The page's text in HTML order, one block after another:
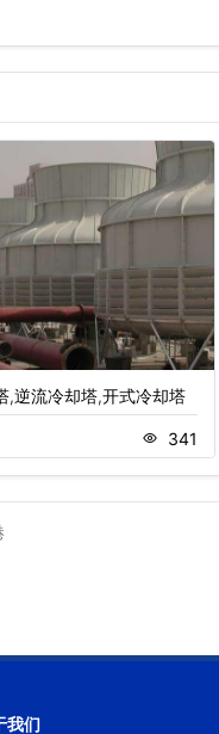
,逆流冷却塔,开式冷却塔
341
我们